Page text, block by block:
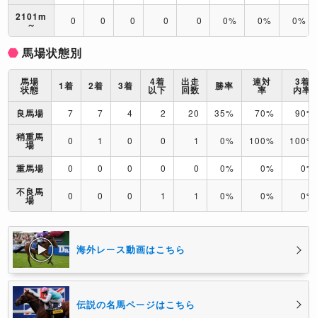
2101m
～ 0 0 0 0 0 0% 0% 0%
馬場状態別
馬場
状態 1着 2着 3着 4着
以下
出走
回数 勝率 連対
率
3着
内率
良馬場
7 7 4 2 20 35% 70% 90%
稍重馬
場 0 1 0 0 1 0% 100% 100%
重馬場 0 0 0 0 0 0% 0% 0%
不良馬
場 0 0 0 1 1 0% 0% 0%
海外レース動画はこちら
伝説の名馬ページはこちら